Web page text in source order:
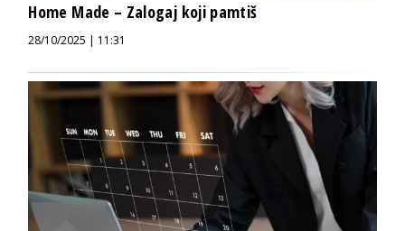
Home Made – Zalogaj koji pamtiš
28/10/2025 | 11:31